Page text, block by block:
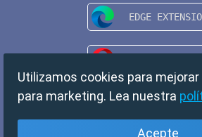
Utilizamos cookies para
para marketing. Lea nuestra
Acepte